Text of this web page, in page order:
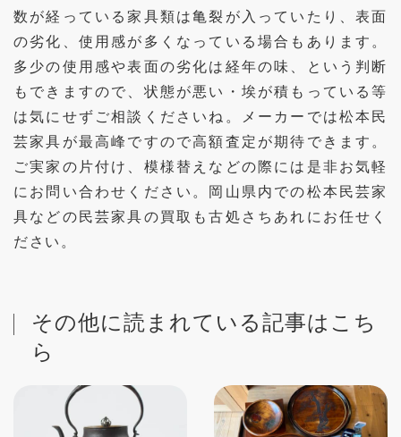
数が経っている家具類は亀裂が入っていたり、表面
の劣化、使用感が多くなっている場合もあります。
多少の使用感や表面の劣化は経年の味、という判断
もできますので、状態が悪い・埃が積もっている等
は気にせずご相談くださいね。メーカーでは松本民
芸家具が最高峰ですので高額査定が期待できます。
ご実家の片付け、模様替えなどの際には是非お気軽
にお問い合わせください。岡山県内での松本民芸家
具などの民芸家具の買取も古処さちあれにお任せく
ださい。
その他に読まれている記事はこち
ら